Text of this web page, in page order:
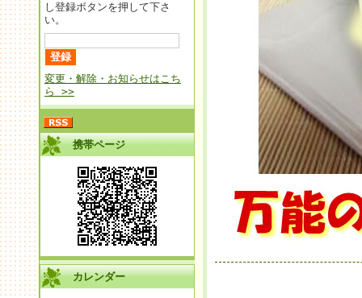
し登録ボタンを押して下さ
い。
変更・解除・お知らせはこち
ら >>
携帯ページ
カレンダー